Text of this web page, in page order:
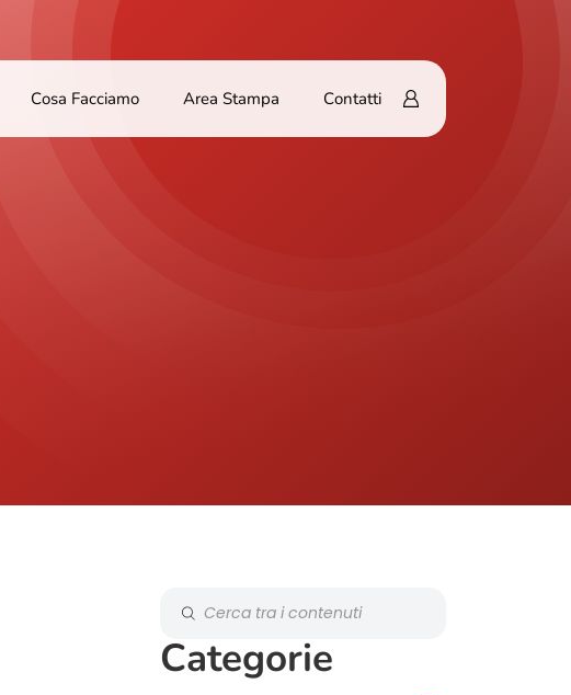
Cosa Facciamo Area Stampa Contatti
Categorie